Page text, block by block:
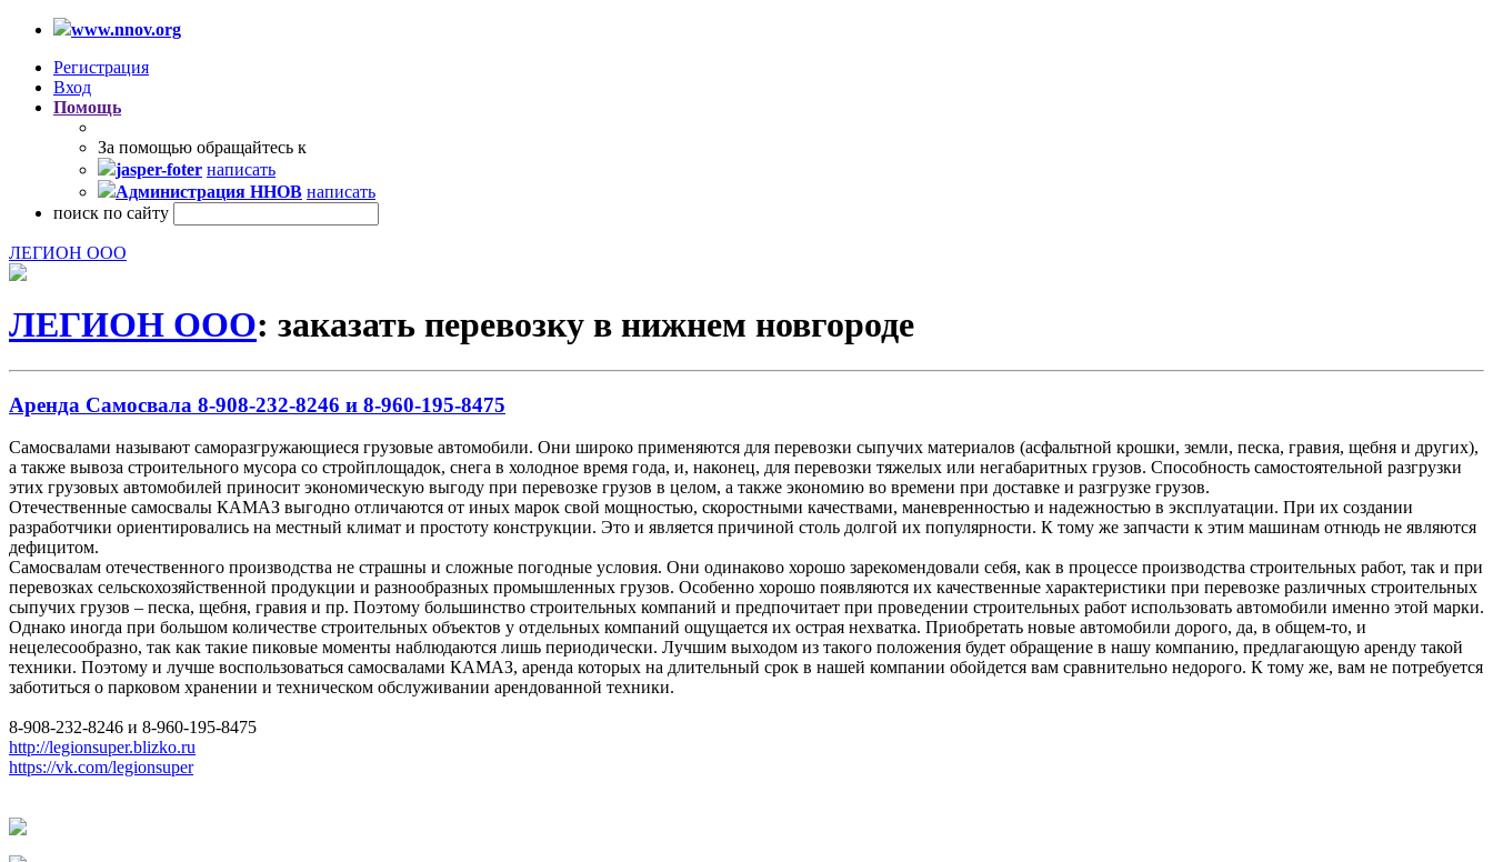
www.nnov.org
Регистрация
Вход
Помощь
За помощью обращайтесь к
jasper-foter написать
Администрация ННОВ написать
поиск по сайту
ЛЕГИОН ООО
ЛЕГИОН ООО: заказать перевозку в нижнем новгороде
Аренда Самосвала 8-908-232-8246 и 8-960-195-8475
Самосвалами называют саморазгружающиеся грузовые автомобили. Они широко применяются для перевозки сыпучих материалов (асфальтной крошки, земли, песка, гравия, щебня и других),
а также вывоза строительного мусора со стройплощадок, снега в холодное время года, и, наконец, для перевозки тяжелых или негабаритных грузов. Способность самостоятельной разгрузки
этих грузовых автомобилей приносит экономическую выгоду при перевозке грузов в целом, а также экономию во времени при доставке и разгрузке грузов.
Отечественные самосвалы КАМАЗ выгодно отличаются от иных марок свой мощностью, скоростными качествами, маневренностью и надежностью в эксплуатации. При их создании
разработчики ориентировались на местный климат и простоту конструкции. Это и является причиной столь долгой их популярности. К тому же запчасти к этим машинам отнюдь не являются
дефицитом.
Самосвалам отечественного производства не страшны и сложные погодные условия. Они одинаково хорошо зарекомендовали себя, как в процессе производства строительных работ, так и при
перевозках сельскохозяйственной продукции и разнообразных промышленных грузов. Особенно хорошо появляются их качественные характеристики при перевозке различных строительных
сыпучих грузов – песка, щебня, гравия и пр. Поэтому большинство строительных компаний и предпочитает при проведении строительных работ использовать автомобили именно этой марки.
Однако иногда при большом количестве строительных объектов у отдельных компаний ощущается их острая нехватка. Приобретать новые автомобили дорого, да, в общем-то, и
нецелесообразно, так как такие пиковые моменты наблюдаются лишь периодически. Лучшим выходом из такого положения будет обращение в нашу компанию, предлагающую аренду такой
техники. Поэтому и лучше воспользоваться самосвалами КАМАЗ, аренда которых на длительный срок в нашей компании обойдется вам сравнительно недорого. К тому же, вам не потребуется
заботиться о парковом хранении и техническом обслуживании арендованной техники.
8-908-232-8246 и 8-960-195-8475
http://legionsuper.blizko.ru
https://vk.com/legionsuper